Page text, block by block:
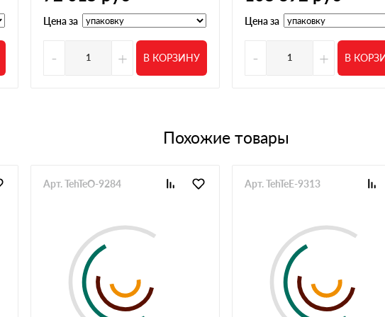
не грузил лишним. Оформили заказ быстро, доставили вовремя
28 мая 2025
от утеплителя до кровли. Из плюсов скидка на объем и
21 мая 2025
20 мая 2025
правило в наличии или вполне разумные сроки, к качеству
12 мая 2025
с приемкой не было проблем по стокам тоже
Цена за
- + В КОРЗИНУ
Цена за
- + В
Похожие товары
Арт. TehTeO-9284 Арт. TehTeE-9313